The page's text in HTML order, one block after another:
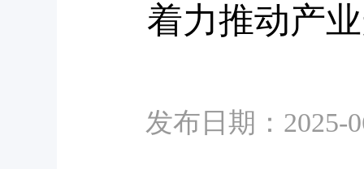
着力推动产
发布日期：